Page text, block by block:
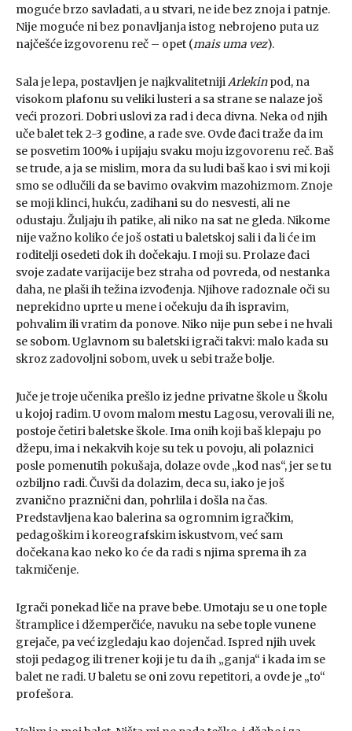
moguće brzo savladati, a u stvari, ne ide bez znoja i patnje.
Nije moguće ni bez ponavljanja istog nebrojeno puta uz
najčešće izgovorenu reč – opet (mais uma vez).
Sala je lepa, postavljen je najkvalitetniji Arlekinpod, na
visokom plafonu su veliki lusteri a sa strane se nalaze još
veći prozori. Dobri uslovi za rad i deca divna. Neka od njih
uče balet tek 2-3 godine, a rade sve. Ovde đaci traže da im
se posvetim 100% i upijaju svaku moju izgovorenu reč. Baš
se trude, a ja se mislim, mora da su ludi baš kao i svi mi koji
smo se odlučili da se bavimo ovakvim mazohizmom. Znoje
se moji klinci, hukću, zadihani su do nesvesti, ali ne
odustaju. Žuljaju ih patike, ali niko na sat ne gleda. Nikome
nije važno koliko će još ostati u baletskoj sali i da li će im
roditelji osedeti dok ih dočekaju. I moji su. Prolaze đaci
svoje zadate varijacije bez straha od povreda, od nestanka
daha, ne plaši ih težina izvođenja. Njihove radoznale oči su
neprekidno uprte u mene i očekuju da ih ispravim,
pohvalim ili vratim da ponove. Niko nije pun sebe i ne hvali
se sobom. Uglavnom su baletski igrači takvi: malo kada su
skroz zadovoljni sobom, uvek u sebi traže bolje.
Juče je troje učenika prešlo iz jedne privatne škole u Školu
u kojoj radim. U ovom malom mestu Lagosu, verovali ili ne,
postoje četiri baletske škole. Ima onih koji baš klepaju po
džepu, ima i nekakvih koje su tek u povoju, ali polaznici
posle pomenutih pokušaja, dolaze ovde „kod nas“, jer se tu
ozbiljno radi. Čuvši da dolazim, deca su, iako je još
zvanično praznični dan, pohrlila i došla na čas.
Predstavljena kao balerina sa ogromnim igračkim,
pedagoškim i koreografskim iskustvom, već sam
dočekana kao neko ko će da radi s njima sprema ih za
takmičenje.
Igrači ponekad liče na prave bebe. Umotaju se u one tople
štramplice i džemperčiće, navuku na sebe tople vunene
grejače, pa već izgledaju kao dojenčad. Ispred njih uvek
stoji pedagog ili trener koji je tu da ih „ganja“ i kada im se
balet ne radi. U baletu se oni zovu repetitori, a ovde je „to“
profešora.